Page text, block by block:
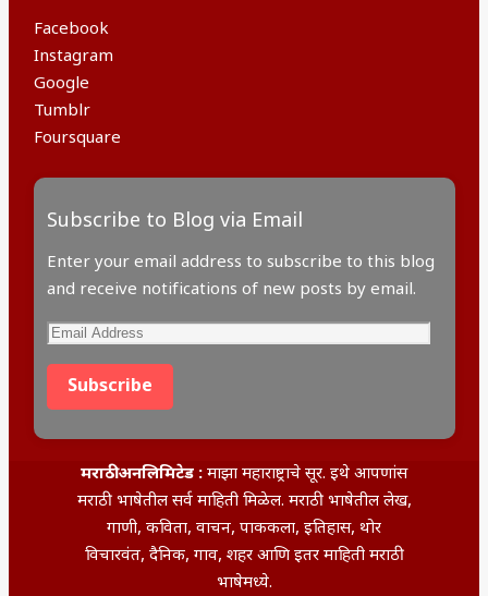
Facebook
Instagram
Google
Tumblr
Foursquare
Subscribe to Blog via Email
Enter your email address to subscribe to this blog
and receive notifications of new posts by email.
Subscribe
मराठी अनलिमिटेड : माझा महाराष्ट्राचे सूर. इथे आपणांस
मराठी भाषेतील सर्व माहिती मिळेल. मराठी भाषेतील लेख,
गाणी, कविता, वाचन, पाककला, इतिहास, थोर
विचारवंत, दैनिक, गाव, शहर आणि इतर माहिती मराठी
भाषेमध्ये.